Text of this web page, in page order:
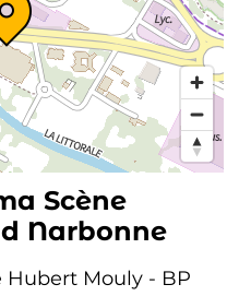
Scène
Narbonne
Hubert Mouly - BP